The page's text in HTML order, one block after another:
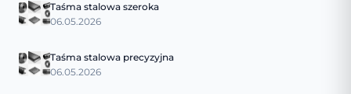
Taśma stalowa szeroka
06.05.2026
Taśma stalowa precyzyjna
06.05.2026